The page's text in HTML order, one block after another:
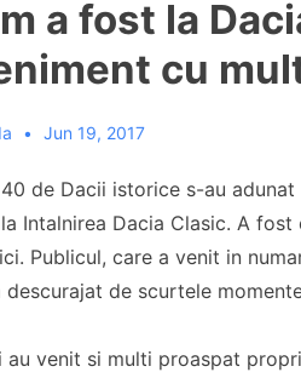
a fost la
cu
Jun 19, 2017
de Dacii istorice s-au
Intalnirea Dacia Clasic. A
Publicul, care a venit in
descurajat de scurtele
au venit si multi proaspat